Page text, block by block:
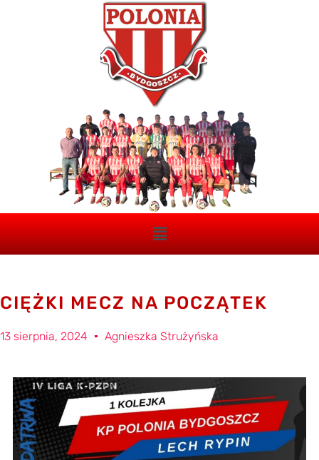
CIĘŻKI MECZ NA POCZĄTEK
13 sierpnia, 2024 Agnieszka Strużyńska